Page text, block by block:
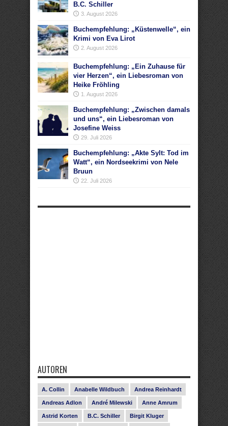
B.C. Schiller
3. August 2026
Buchempfehlung: „Küstenwelle“, ein
Krimi von Eva Lirot
2. August 2026
Buchempfehlung: „Ein Zuhause für
vier Herzen“, ein Liebesroman von
Heike Fröhling
1. August 2026
Buchempfehlung: „Zwischen damals
und uns“, ein Liebesroman von
Josefine Weiss
29. Juli 2026
Buchempfehlung: „Akte Sylt: Tod im
Watt“, ein Nordseekrimi von Nele
Bruun
22. Juli 2026
AUTOREN
A. Collin Anabelle Wildbuch Andrea Reinhardt
Andreas Adlon André Milewski Anne Amrum
Astrid Korten B.C. Schiller Birgit Kluger